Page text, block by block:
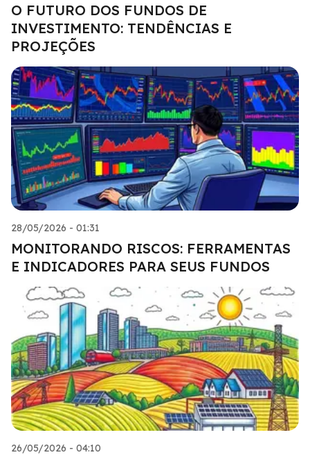
O FUTURO DOS FUNDOS DE
INVESTIMENTO: TENDÊNCIAS E
PROJEÇÕES
28/05/2026 - 01:31
MONITORANDO RISCOS: FERRAMENTAS
E INDICADORES PARA SEUS FUNDOS
26/05/2026 - 04:10